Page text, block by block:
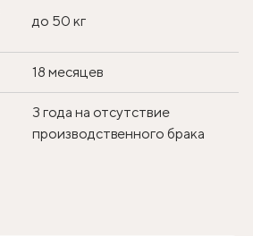
до 50 кг
18 месяцев
3 года на отсутствие
производственного брака